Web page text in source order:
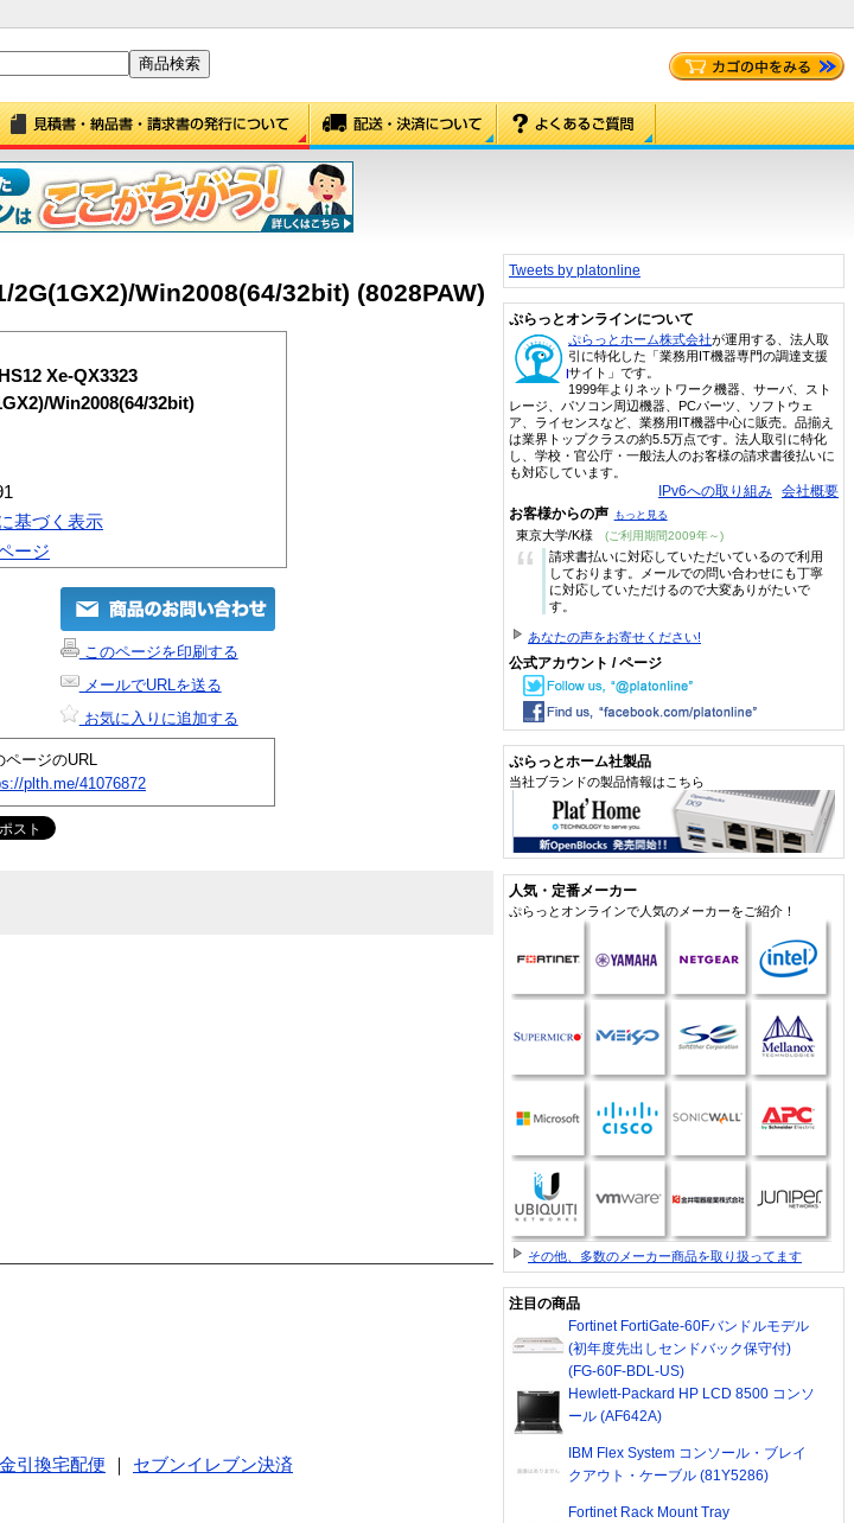
Win2008(64/32bit) (8028PAW)
Xe-QX3323
Win2008(64/32bit)
基づく表示
ージ
このページを印刷する
メールでURLを送る
お気に入りに追加する
ページのURL
plth.me/41076872
引換宅配便
セブンイレブン決済
Tweets by platonline
ぷらっとオンラインについて
ぷらっとホーム株式会社が運用する、法人取
引に特化した「業務用IT機器専門の調達支援
サイト」です。
1999年よりネットワーク機器、サーバ、スト
レージ、パソコン周辺機器、PCパーツ、ソフトウェ
ア、ライセンスなど、業務用IT機器中心に販売。品揃え
は業界トップクラスの約5.5万点です。法人取引に特化
し、学校・官公庁・一般法人のお客様の請求書後払いに
も対応しています。
IPv6への取り組み 会社概要
お客様からの声 もっと見る
東京大学/K様 (ご利用期間2009年～)
“
請求書払いに対応していただいているので利用
しております。メールでの問い合わせにも丁寧
に対応していただけるので大変ありがたいで
す。
あなたの声をお寄せください!
公式アカウント / ページ
ぷらっとホーム社製品
当社ブランドの製品情報はこちら
人気・定番メーカー
ぷらっとオンラインで人気のメーカーをご紹介！
その他、多数のメーカー商品を取り扱ってます
注目の商品
Fortinet FortiGate-60Fバンドルモデル
(初年度先出しセンドバック保守付)
(FG-60F-BDL-US)
Hewlett-Packard HP LCD 8500 コンソ
ール (AF642A)
IBM Flex System コンソール・ブレイ
クアウト・ケーブル (81Y5286)
Fortinet Rack Mount Tray